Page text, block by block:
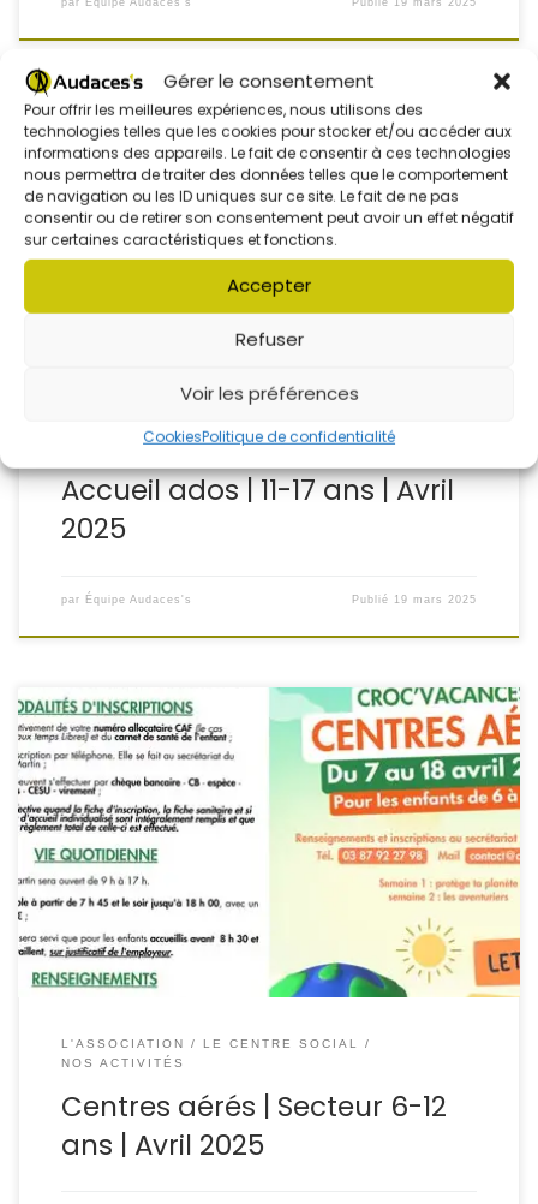
Gérer le consentement
Pour offrir les meilleures expériences, nous utilisons des
technologies telles que les cookies pour stocker et/ou accéder aux
informations des appareils. Le fait de consentir à ces technologies
nous permettra de traiter des données telles que le comportement
de navigation ou les ID uniques sur ce site. Le fait de ne pas
consentir ou de retirer son consentement peut avoir un effet négatif
sur certaines caractéristiques et fonctions.
Accepter
Refuser
Voir les préférences
CookiesPolitique de confidentialité
L'ASSOCIATION NOS ACTIVITÉS
Accueil ados | 11-17 ans | Avril
2025
par Équipe Audaces's Publié 19 mars 2025
L'ASSOCIATION
LE CENTRE SOCIAL
NOS ACTIVITÉS
Centres aérés | Secteur 6-12
ans | Avril 2025